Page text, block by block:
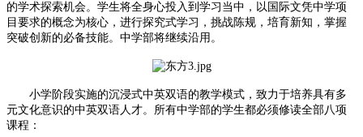
的学术探索机会。学生将全身心投入到学习当中，以国际文凭中学项
目要求的概念为核心，进行探究式学习，挑战陈规，培育新知，掌握
突破创新的必备技能。中学部将继续沿用。
小学阶段实施的沉浸式中英双语的教学模式，致力于培养具有多
元文化意识的中英双语人才。所有中学部的学生都必须修读全部八项
课程：